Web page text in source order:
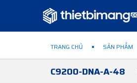
TRANG CHỦ SẢN PHẨM
C9200-DNA-A-48